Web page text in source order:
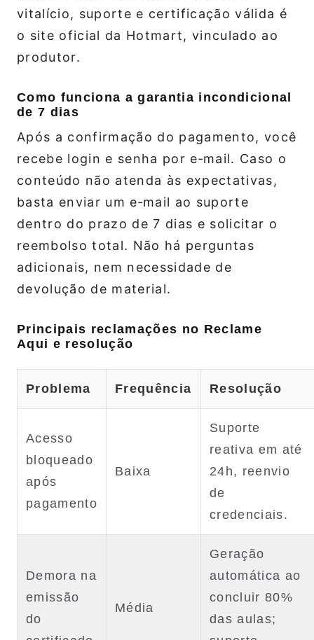
vitalício, suporte e certificação válida é
o site oficial da Hotmart, vinculado ao
produtor.
Como funciona a garantia incondicional
de 7 dias
Após a confirmação do pagamento, você
recebe login e senha por e‑mail. Caso o
conteúdo não atenda às expectativas,
basta enviar um e‑mail ao suporte
dentro do prazo de 7 dias e solicitar o
reembolso total. Não há perguntas
adicionais, nem necessidade de
devolução de material.
Principais reclamações no Reclame
Aqui e resolução
Problema Frequência Resolução
Acesso
bloqueado
após
pagamento
Baixa
Suporte
reativa em até
24h, reenvio
de
credenciais.
Demora na
emissão
do
Média
Geração
automática ao
concluir 80%
das aulas;